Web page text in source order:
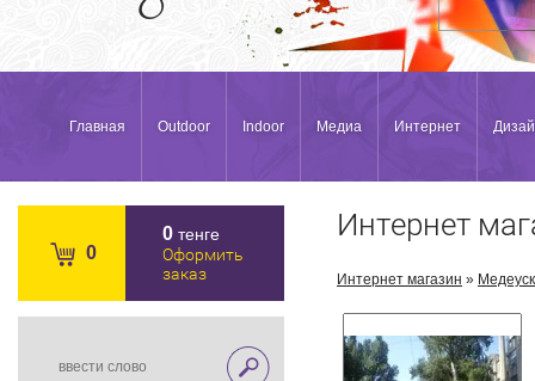
Главная Outdoor Indoor Медиа Интернет
0
0 тенге
Оформить
заказ
Интернет
Интернет магазин »